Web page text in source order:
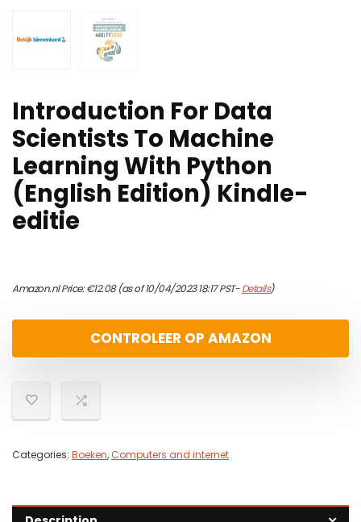
Introduction For Data
Scientists To Machine
Learning With Python
(English Edition) Kindle-
editie
Amazon.nl Price:€12.08(as of 10/04/2023 18:17 PST-Details)
CONTROLEER OP AMAZON
Categories: Boeken,Computers and internet